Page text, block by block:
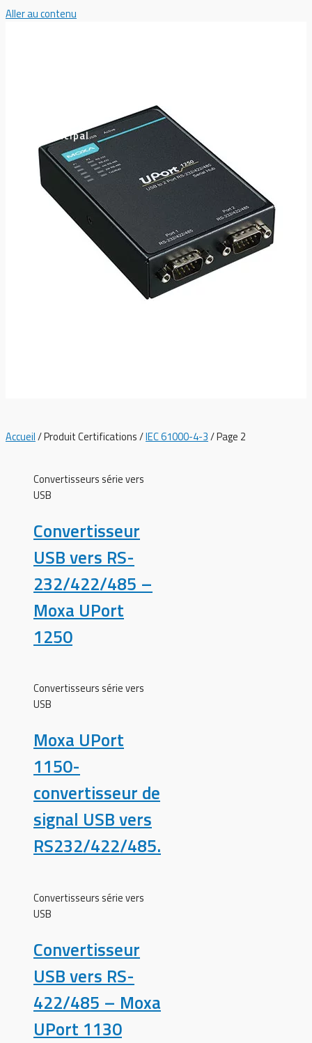
Aller au contenu
Menu principal
Accueil/ Produit Certifications /IEC 61000-4-3/ Page 2
Convertisseurs série vers
USB
Convertisseur
USB vers RS-
232/422/485 –
Moxa UPort
1250
Convertisseurs série vers
USB
Moxa UPort
1150-
convertisseur de
signal USB vers
RS232/422/485.
Convertisseurs série vers
USB
Convertisseur
USB vers RS-
422/485 – Moxa
UPort 1130